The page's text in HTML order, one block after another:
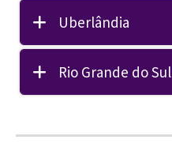
Uberlândia
Rio Grande do Sul